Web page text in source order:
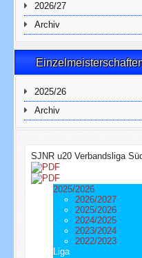
2026/27
Archiv
2025/26
Archiv
SJNR u20 Verbandsliga
2025/2026
2026/2027
2025/2026
2024/2025
2023/2024
2022/2023
Liga